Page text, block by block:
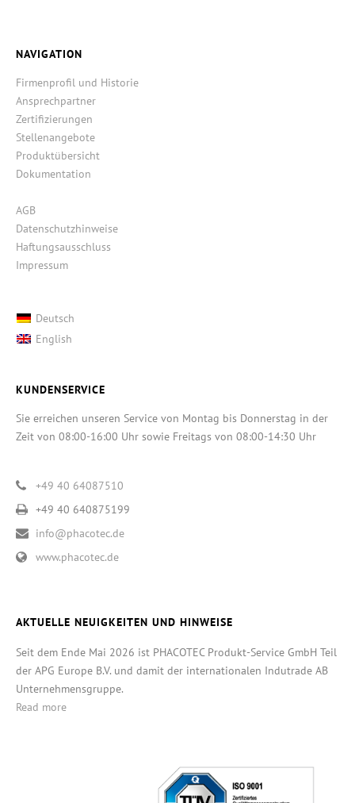
NAVIGATION
Firmenprofil und Historie
Ansprechpartner
Zertifizierungen
Stellenangebote
Produktübersicht
Dokumentation
AGB
Datenschutzhinweise
Haftungsausschluss
Impressum
Deutsch
English
KUNDENSERVICE
Sie erreichen unseren Service von Montag bis Donnerstag in der
Zeit von 08:00-16:00 Uhr sowie Freitags von 08:00-14:30 Uhr
+49 40 64087510
+49 40 640875199
info@phacotec.de
www.phacotec.de
AKTUELLE NEUIGKEITEN UND HINWEISE
Seit dem Ende Mai 2026 ist PHACOTEC Produkt-Service GmbH Teil
der APG Europe B.V. und damit der internationalen Indutrade AB
Unternehmensgruppe.
Read more